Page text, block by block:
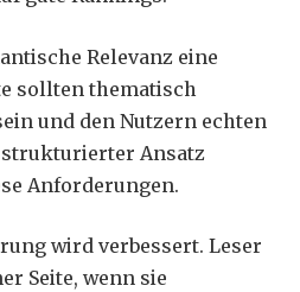
Relevanz eine
sollten thematisch
und den Nutzern echten
Ansatz
Anforderungen.
wird verbessert. Leser
Seite, wenn sie